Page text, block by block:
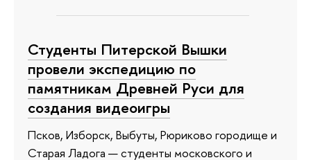
Студенты Питерской Вышки
провели экспедицию по
памятникам Древней Руси для
создания видеоигры
Псков, Изборск, Выбуты, Рюриково городище и
Старая Ладога — студенты московского и